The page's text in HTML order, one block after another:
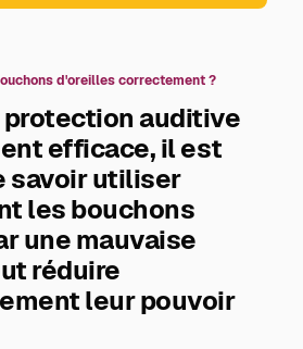
d'oreilles correctement ?
protection auditive
efficace, il est
savoir utiliser
les bouchons
une mauvaise
réduire
leur pouvoir